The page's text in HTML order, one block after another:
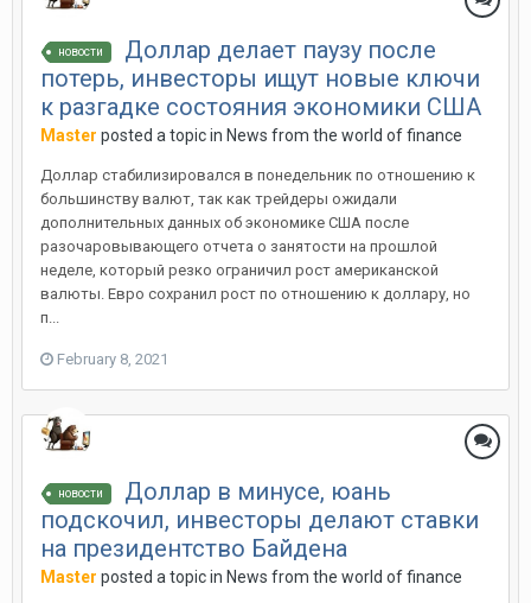
новости
Доллар делает паузу после
потерь, инвесторы ищут новые ключи
к разгадке состояния экономики США
Master posted a topic in News from the world of finance
Доллар стабилизировался в понедельник по отношению к
большинству валют, так как трейдеры ожидали
дополнительных данных об экономике США после
разочаровывающего отчета о занятости на прошлой
неделе, который резко ограничил рост американской
валюты. Евро сохранил рост по отношению к доллару, но
п...
February 8, 2021
новости
Доллар в минусе, юань
подскочил, инвесторы делают ставки
на президентство Байдена
Master posted a topic in News from the world of finance